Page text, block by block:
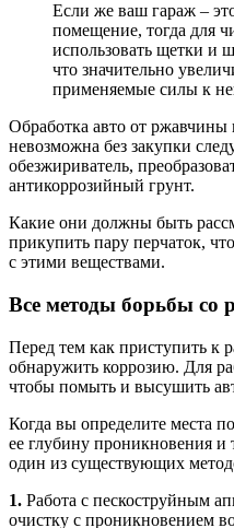
Если же ваш гараж –
помещение, тогда для
использовать щетки и
что значительно
применяемые силы к
Обработка авто от
невозможна без закупки
обезжириватель,
антикоррозийный грунт.
Какие они должны быть
прикупить пару перчаток,
с этими веществами.
Все методы борьбы со
Перед тем как приступить к
обнаружить коррозию. Для
чтобы помыть и высушить
Когда вы определите места
ее глубину проникновения и
один из существующих
1. Работа с пескоструйным
очистку с проникновением